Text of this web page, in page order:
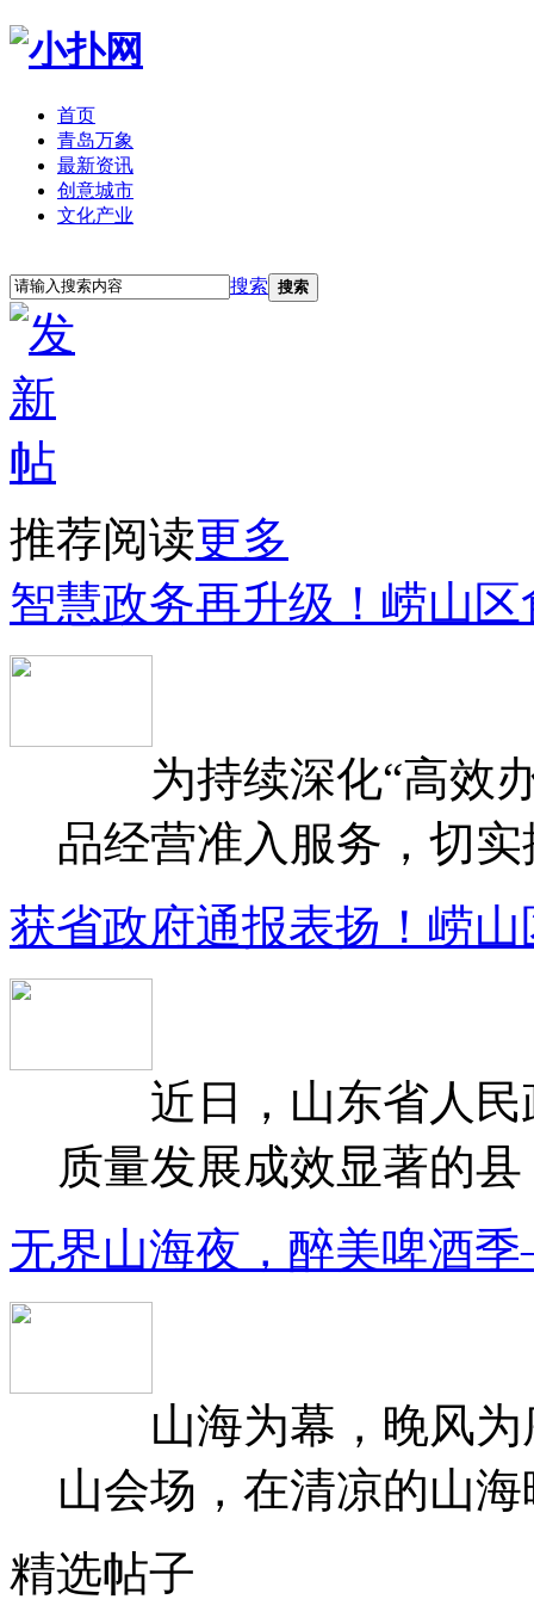
首页
青岛万象
最新资讯
创意城市
文化产业
搜索 搜索
推荐阅读更多
智慧政务再升级！崂山
为持续深化“高效办
品经营准入服务，切
获省政府通报表扬！崂
近日，山东省人民
质量发展成效显著的
无界山海夜，醉美啤酒
山海为幕，晚风为
山会场，在清凉的山
精选帖子